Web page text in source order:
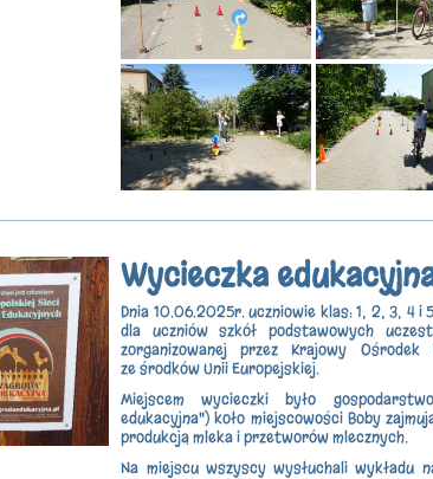
Wycieczka
Dnia 10.06.2025r. uczniowie klas: 1, 2, 3, 4 i
dla uczniów szkół podstawowych
zorganizowanej przez Krajowy
ze środków Unii Europejskiej.
Miejscem wycieczki było
edukacyjna") koło miejscowości Boby
produkcją mleka i przetworów mlecznych.
Na miejscu wszyscy wysłuchali wykładu